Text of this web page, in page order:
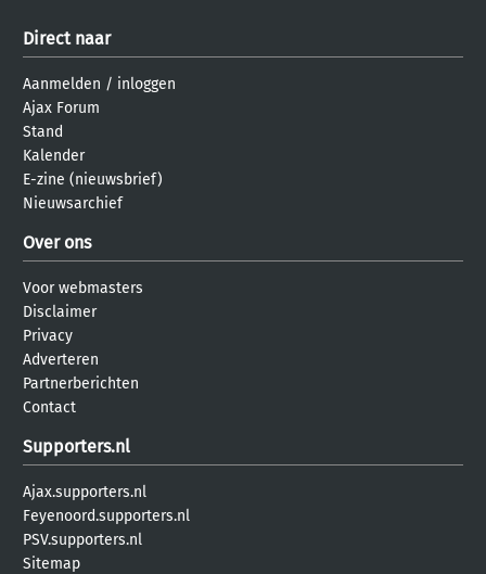
Direct naar
Aanmelden / inloggen
Ajax Forum
Stand
Kalender
E-zine (nieuwsbrief)
Nieuwsarchief
Over ons
Voor webmasters
Disclaimer
Privacy
Adverteren
Partnerberichten
Contact
Supporters.nl
Ajax.supporters.nl
Feyenoord.supporters.nl
PSV.supporters.nl
Sitemap